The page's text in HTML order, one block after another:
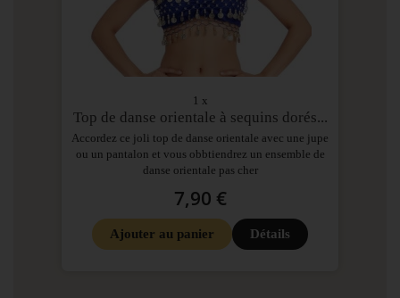
1 x
Top de danse orientale à sequins dorés...
Accordez ce joli top de danse orientale avec une jupe
ou un pantalon et vous obbtiendrez un ensemble de
danse orientale pas cher
7,90 €
Ajouter au panier Détails